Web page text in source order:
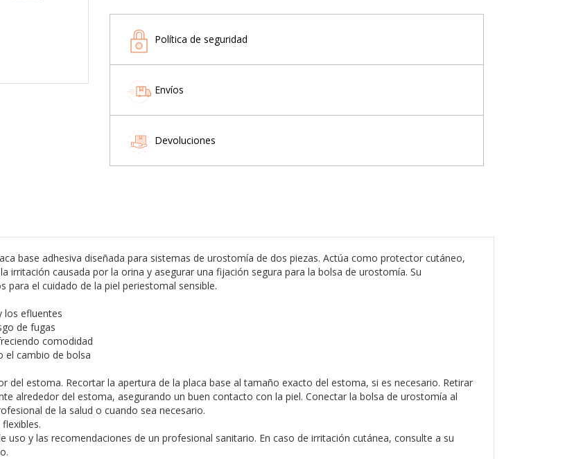
Política de seguridad
Envíos
Devoluciones
base adhesiva diseñada para sistemas de urostomía de dos piezas. Actúa como protector cutáneo,
irritación causada por la orina y asegurar una fijación segura para la bolsa de urostomía. Su
el cuidado de la piel periestomal sensible.
los efluentes
de fugas
comodidad
el cambio de bolsa
del estoma. Recortar la apertura de la placa base al tamaño exacto del estoma, si es necesario. Retirar
alrededor del estoma, asegurando un buen contacto con la piel. Conectar la bolsa de urostomía al
de la salud o cuando sea necesario.
uso y las recomendaciones de un profesional sanitario. En caso de irritación cutánea, consulte a su